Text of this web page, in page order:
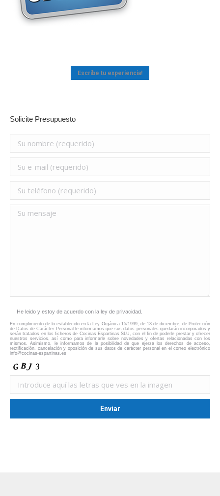
Escribe tu experiencia!
Solicite Presupuesto
He leido y estoy de acuerdo con la ley de privacidad.
En cumplimiento de lo establecido en la Ley Orgánica 15/1999, de 13 de diciembre, de Protección
de Datos de Carácter Personal le informamos que sus datos personales quedarán incorporados y
serán tratados en los ficheros de Cocinas Espartinas SLU, con el fin de poderle prestar y ofrecer
nuestros servicios, así como para informarle sobre novedades y ofertas relacionadas con los
mismos. Asimismo, le informamos de la posibilidad de que ejerza los derechos de acceso,
rectificación, cancelación y oposición de sus datos de carácter personal en el correo electrónico
info@cocinas-espartinas.es